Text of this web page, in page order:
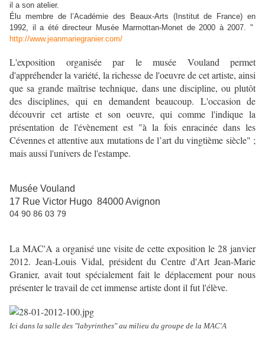
il a son atelier.
Élu membre de l’Académie des Beaux-Arts (Institut de France) en
1992, il a été directeur Musée Marmottan-Monet de 2000 à 2007. "
http://www.jeanmariegranier.com/
L'exposition organisée par le musée Vouland permet
d'appréhender la variété, la richesse de l'oeuvre de cet artiste, ainsi
que sa grande maîtrise technique, dans une discipline, ou plutôt
des disciplines, qui en demandent beaucoup. L'occasion de
découvrir cet artiste et son oeuvre, qui comme l'indique la
présentation de l'évènement est "à la fois enracinée dans les
Cévennes et attentive aux mutations de l’art du vingtième siècle" ;
mais aussi l'univers de l'estampe.
Musée Vouland
17 Rue Victor Hugo 84000 Avignon
04 90 86 03 79
La MAC'A a organisé une visite de cette exposition le 28 janvier
2012. Jean-Louis Vidal, président du Centre d'Art Jean-Marie
Granier, avait tout spécialement fait le déplacement pour nous
présenter le travail de cet immense artiste dont il fut l'élève.
Ici dans la salle des "labyrinthes" au milieu du groupe de la MAC'A